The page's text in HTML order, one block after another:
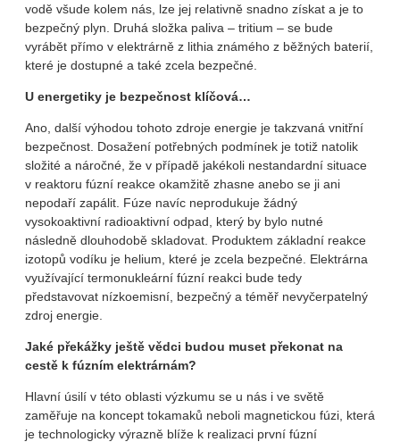
vodě všude kolem nás, lze jej relativně snadno získat a je to
bezpečný plyn. Druhá složka paliva – tritium – se bude
vyrábět přímo v elektrárně z lithia známého z běžných baterií,
které je dostupné a také zcela bezpečné.
U energetiky je bezpečnost klíčová…
Ano, další výhodou tohoto zdroje energie je takzvaná vnitřní
bezpečnost. Dosažení potřebných podmínek je totiž natolik
složité a náročné, že v případě jakékoli nestandardní situace
v reaktoru fúzní reakce okamžitě zhasne anebo se ji ani
nepodaří zapálit. Fúze navíc neprodukuje žádný
vysokoaktivní radioaktivní odpad, který by bylo nutné
následně dlouhodobě skladovat. Produktem základní reakce
izotopů vodíku je helium, které je zcela bezpečné. Elektrárna
využívající termonukleární fúzní reakci bude tedy
představovat nízkoemisní, bezpečný a téměř nevyčerpatelný
zdroj energie.
Jaké překážky ještě vědci budou muset překonat na
cestě k fúzním elektrárnám?
Hlavní úsilí v této oblasti výzkumu se u nás i ve světě
zaměřuje na koncept tokamaků neboli magnetickou fúzi, která
je technologicky výrazně blíže k realizaci první fúzní